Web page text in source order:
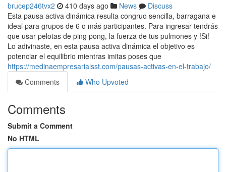
brucep246tvx2 410 days ago News
Discuss
Esta pausa activa dinámica resulta congruo sencilla, barragana e
ideal para grupos de 6 o más participantes. Para ingresar tendrás
que usar pelotas de ping pong, la fuerza de tus pulmones y !Si!
Lo adivinaste, en esta pausa activa dinámica el objetivo es
potenciar el equilibrio mientras imitas poses que
https://medinaempresarialsst.com/pausas-activas-en-el-trabajo/
Comments
Who Upvoted
Comments
Submit a Comment
No HTML